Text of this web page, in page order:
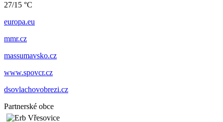
27/15 °C
europa.eu
mmr.cz
massumavsko.cz
www.spovcr.cz
dsovlachovobrezi.cz
Partnerské obce